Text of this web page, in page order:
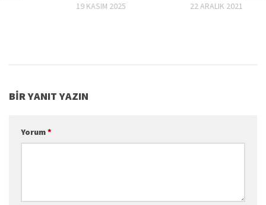
19 KASIM 2025
22 ARALIK 2021
BIR YANIT YAZIN
Yorum*